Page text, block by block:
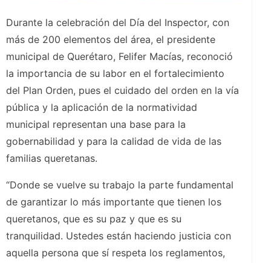
Durante la celebración del Día del Inspector, con
más de 200 elementos del área, el presidente
municipal de Querétaro, Felifer Macías, reconoció
la importancia de su labor en el fortalecimiento
del Plan Orden, pues el cuidado del orden en la vía
pública y la aplicación de la normatividad
municipal representan una base para la
gobernabilidad y para la calidad de vida de las
familias queretanas.
“Donde se vuelve su trabajo la parte fundamental
de garantizar lo más importante que tienen los
queretanos, que es su paz y que es su
tranquilidad. Ustedes están haciendo justicia con
aquella persona que sí respeta los reglamentos,